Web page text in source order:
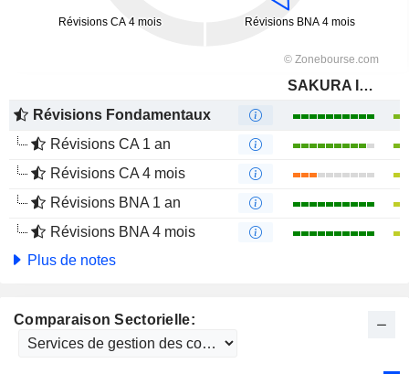
SAKURA Internet Inc.
Révisions Fondamentaux
Révisions CA 1 an
Révisions CA 4 mois
Révisions BNA 1 an
Révisions BNA 4 mois
Plus de notes
Comparaison Sectorielle: